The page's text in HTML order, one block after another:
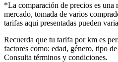
*La comparación de precios es una
mercado, tomada de varios
tarifas aqui presentadas pueden
Recuerda que tu tarifa por km es
factores como: edad, género, tipo
Consulta términos y condiciones.